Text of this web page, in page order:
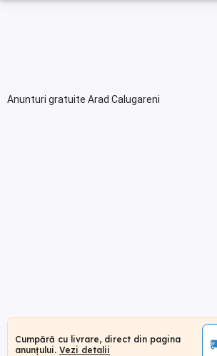
Anunturi gratuite Arad Calugareni
Cumpără cu livrare, direct din pagina
anunțului. Vezi detalii